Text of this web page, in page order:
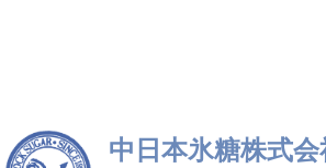
中日本氷糖株式会